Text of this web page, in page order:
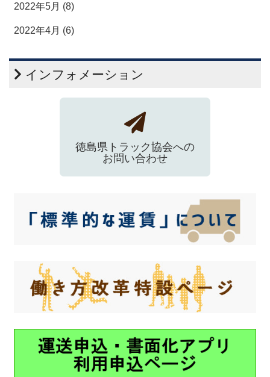
2022年5月 (8)
2022年4月 (6)
インフォメーション
徳島県トラック協会への
お問い合わせ